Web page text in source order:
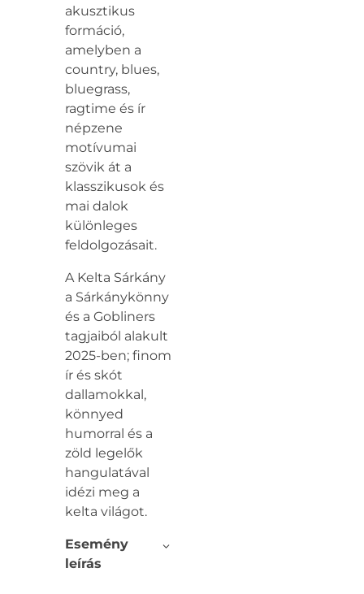
akusztikus
formáció,
amelyben a
country, blues,
bluegrass,
ragtime és ír
népzene
motívumai
szövik át a
klasszikusok és
mai dalok
különleges
feldolgozásait.
A Kelta Sárkány
a Sárkánykönny
és a Gobliners
tagjaiból alakult
2025-ben; finom
ír és skót
dallamokkal,
könnyed
humorral és a
zöld legelők
hangulatával
idézi meg a
kelta világot.
Esemény
leírás